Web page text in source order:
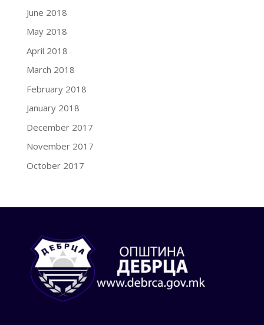
June 2018
May 2018
April 2018
March 2018
February 2018
January 2018
December 2017
November 2017
October 2017